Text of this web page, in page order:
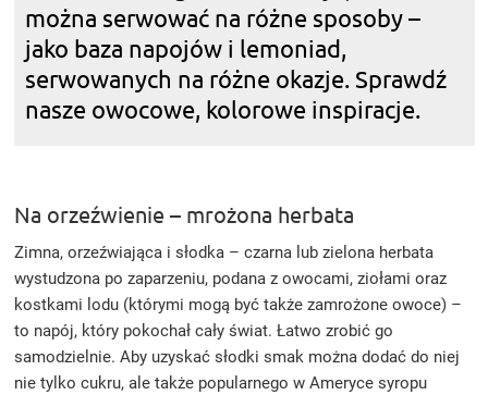
można serwować na różne sposoby –
jako baza napojów i lemoniad,
serwowanych na różne okazje. Sprawdź
nasze owocowe, kolorowe inspiracje.
Na orzeźwienie – mrożona herbata
Zimna, orzeźwiająca i słodka – czarna lub zielona herbata
wystudzona po zaparzeniu, podana z owocami, ziołami oraz
kostkami lodu (którymi mogą być także zamrożone owoce) –
to napój, który pokochał cały świat. Łatwo zrobić go
samodzielnie. Aby uzyskać słodki smak można dodać do niej
nie tylko cukru, ale także popularnego w Ameryce syropu